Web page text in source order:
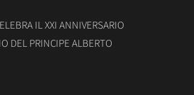
IL XXI ANNIVERSARIO
DEL PRINCIPE ALBERTO